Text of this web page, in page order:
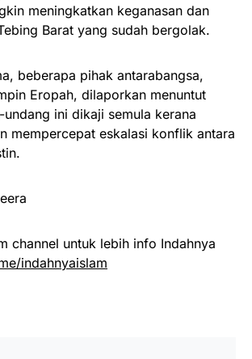
meningkatkan keganasan dan
Barat yang sudah bergolak.
beberapa pihak antarabangsa,
Eropah, dilaporkan menuntut
ini dikaji semula kerana
mempercepat eskalasi konflik antara
channel untuk lebih info Indahnya
indahnyaislam